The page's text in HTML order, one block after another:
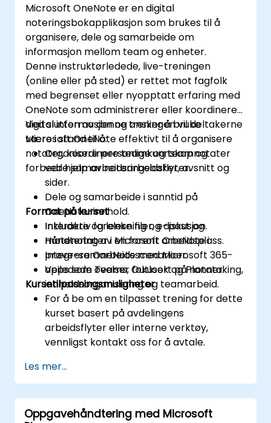
Microsoft OneNote er en digital
noteringsbokapplikasjon som brukes til å
organisere, dele og samarbeide om
informasjon mellom team og enheter.
Denne instruktørledede, live-treningen
(online eller på sted) er rettet mot fagfolk
med begrenset eller nyopptatt erfaring med
OneNote som administrerer eller koordinerer
digital informasjon og ønsker å bruke
Microsoft OneNote effektivt til å organisere
notater, koordinere teamkunnskap og
forbedre samarbeidsarbeidsflyter.
Ved slutten av denne treningen vil deltakerne
være i stand til å:
Organisere personlige og teamnotater
ved hjelp av noteringsbøker, avsnitt og
sider.
Dele og samarbeide i sanntid på
OneNote-innhold.
Inkludere og lenke filer, e-post og
møtenotater i en forent arbeidsplass.
Integrere OneNote med Microsoft 365-
apps som Teams, Outlook og Planner.
Format på kurset
Interaktiv forelesning og diskusjon.
Håndtering av Microsoft OneNote i
prøve-samarbeidsscenarioer.
Veiledede øvelser fokusert på notataking,
innholdsorganisering og teamarbeid.
Kursetilpasningsmuligheter
For å be om en tilpasset trening for dette
kurset basert på avdelingens
arbeidsflyter eller interne verktøy,
vennligst kontakt oss for å avtale.
Les mer...
Oppgavehåndtering med Microsoft